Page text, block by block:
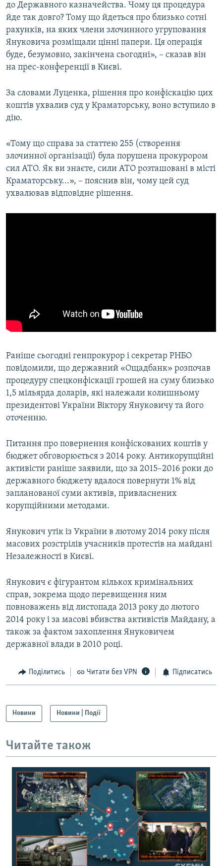
до Державного казначейства. Чому ця процедура
йде так довго? Тому що йдеться про близько сотні
рахунків, на яких члени злочинного угруповання
Януковича розміщали цінні папери. Ця операція
буде, безумовно, закінчена сьогодні», – сказав він
на прес-конференції в Києві.
За словами Луценка, рішення про конфіскацію цих
коштів ухвалив суд у Краматорську, воно вступило в
дію.
«Тому що справа за статтею 255 (створення
злочинної організації) була порушена прокурором
сил АТО. Як ви знаєте, сили АТО розташовані в місті
Краматорську...», – пояснив він, чому цей суд
ухвалював відповідне рішення.
Раніше сьогодні генпрокурор і секретар РНБО
повідомили, що державний «Ощадбанк» розпочав
процедуру спецконфіскації грошей на суму близько
1,5 мільярда доларів, які належали колишньому
президентові України Віктору Януковичу та його
оточенню.
Питання про повернення конфіскованих коштів у
бюджет обговорюється з 2014 року. Антикорупційні
активісти раніше заявили, що за 2015–2016 роки до
державного бюджету вдалося повернути 1% від
запланованої суми активів, привласнених
корупційними методами.
Янукович утік із України в лютому 2014 року після
масових розстрілів учасників протестів на майдані
Незалежності в Києві.
Янукович є фігурантом кількох кримінальних
справ, зокрема щодо перевищення ним
повноважень від листопада 2013 року до лютого
2014 року і за масові вбивства активістів Майдану, а
також за фактом захоплення Януковичем
державної влади в 2010 році.
Поділитись Читати без VPN Підписатись
Новини Новини | Події
Читайте також